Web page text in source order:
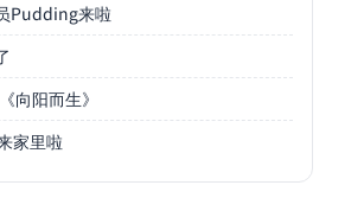
Pudding来啦
向阳而生》
家里啦